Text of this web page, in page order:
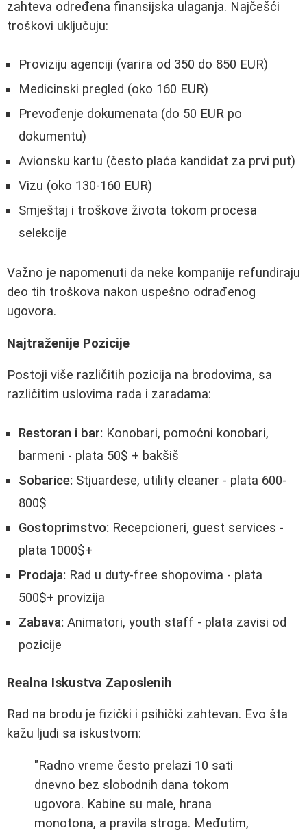
zahteva određena finansijska ulaganja. Najčešći
troškovi uključuju:
Proviziju agenciji (varira od 350 do 850 EUR)
Medicinski pregled (oko 160 EUR)
Prevođenje dokumenata (do 50 EUR po
dokumentu)
Avionsku kartu (često plaća kandidat za prvi put)
Vizu (oko 130-160 EUR)
Smještaj i troškove života tokom procesa
selekcije
Važno je napomenuti da neke kompanije refundiraju
deo tih troškova nakon uspešno odrađenog
ugovora.
Najtraženije Pozicije
Postoji više različitih pozicija na brodovima, sa
različitim uslovima rada i zaradama:
Restoran i bar: Konobari, pomoćni konobari,
barmeni - plata 50$ + bakšiš
Sobarice: Stjuardese, utility cleaner - plata 600-
800$
Gostoprimstvo: Recepcioneri, guest services -
plata 1000$+
Prodaja: Rad u duty-free shopovima - plata
500$+ provizija
Zabava: Animatori, youth staff - plata zavisi od
pozicije
Realna Iskustva Zaposlenih
Rad na brodu je fizički i psihički zahtevan. Evo šta
kažu ljudi sa iskustvom:
"Radno vreme često prelazi 10 sati
dnevno bez slobodnih dana tokom
ugovora. Kabine su male, hrana
monotona, a pravila stroga. Međutim,